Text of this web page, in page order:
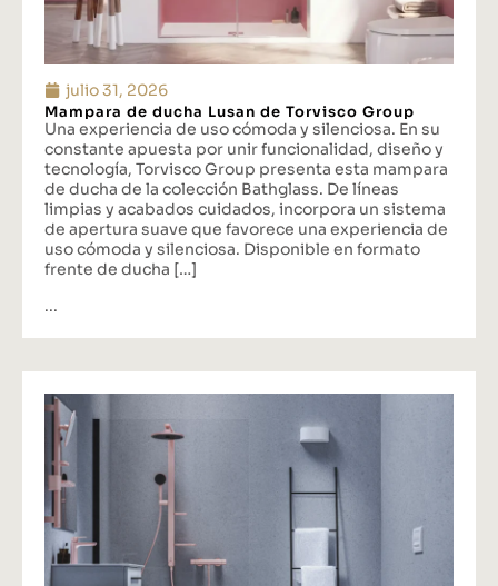
julio 31, 2026
Mampara de ducha Lusan de Torvisco Group
Una experiencia de uso cómoda y silenciosa. En su
constante apuesta por unir funcionalidad, diseño y
tecnología, Torvisco Group presenta esta mampara
de ducha de la colección Bathglass. De líneas
limpias y acabados cuidados, incorpora un sistema
de apertura suave que favorece una experiencia de
uso cómoda y silenciosa. Disponible en formato
frente de ducha […]
...